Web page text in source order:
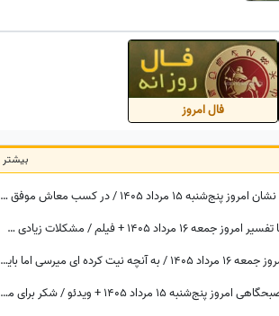
فال امروز
بیشتر
فال قهوه با نشان امروز پنج‌شنبه 15 مرداد 1405 / در کسب معاش موفق و نیرومند هستید و بر دشمنان غلبه می‌کنید مخصوصا بر ...
فال حافظ با تفسیر امروز جمعه 16 مرداد 1405 + فیلم / مشکلات زیادی سر راه تان وجود دارد اما ...
فال ابجد امروز جمعه 16 مرداد 1405 / به آنچه نیت کرده ای میرسی اما باید ...
شکرگزاری صبحگاهی امروز پنج‌شنبه 15 مرداد 1405 + ویدئو / شکر برای معجزه‌هایی که دیدم، برای نعمت‌هایی که هنوز ندیده‌ام، و برای آرزوهایی که همین حالا در مسیر رسیدن به من هستند